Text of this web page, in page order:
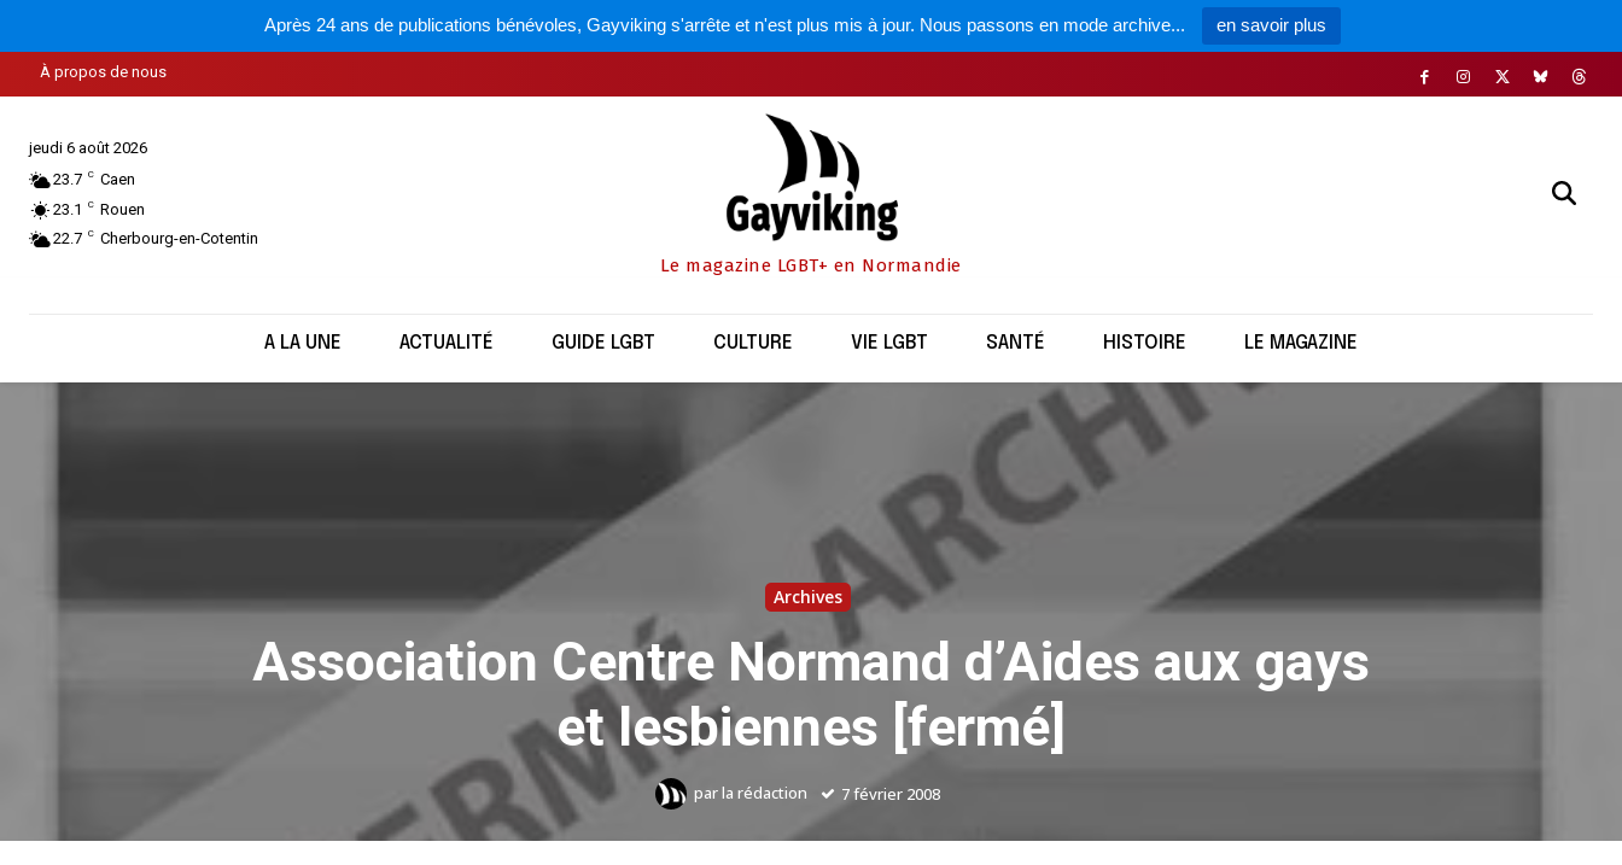
Après 24 ans de publications bénévoles, Gayviking s'arrête et n'est plus mis à jour. Nous passons en mode archive... en savoir plus
À propos de nous
jeudi 6 août 2026
23.7 C Caen
23.1
C Rouen
22.7 C Cherbourg-en-Cotentin
Le magazine LGBT+ en Normandie
A LA UNE ACTUALITÉ GUIDE LGBT CULTURE VIE LGBT SANTÉ HISTOIRE LE MAGAZINE
Archives
Association Centre Normand d’Aides aux gays
et lesbiennes [fermé]
parla rédaction 7 février 2008